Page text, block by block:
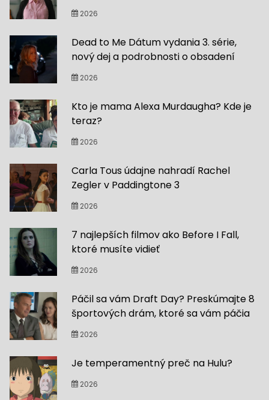
2026
Dead to Me Dátum vydania 3. série,
nový dej a podrobnosti o obsadení
2026
Kto je mama Alexa Murdaugha? Kde je
teraz?
2026
Carla Tous údajne nahradí Rachel
Zegler v Paddingtone 3
2026
7 najlepších filmov ako Before I Fall,
ktoré musíte vidieť
2026
Páčil sa vám Draft Day? Preskúmajte 8
športových drám, ktoré sa vám páčia
2026
Je temperamentný preč na Hulu?
2026